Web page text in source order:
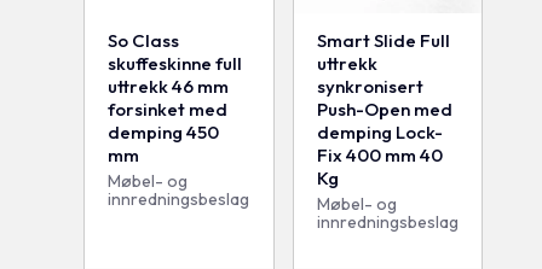
So Class
skuffeskinne full
uttrekk 46 mm
forsinket med
demping 450
mm
Møbel- og
innredningsbeslag
Smart Slide Full
uttrekk
synkronisert
Push-Open med
demping Lock-
Fix 400 mm 40
Kg
Møbel- og
innredningsbeslag